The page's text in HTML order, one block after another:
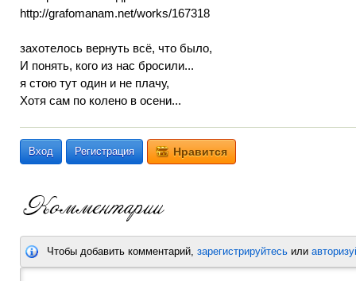
http://grafomanam.net/works/167318
захотелось вернуть всё, что было,
И понять, кого из нас бросили...
я стою тут один и не плачу,
Хотя сам по колено в осени...
Вход Регистрация Нравится
Чтобы добавить комментарий, зарегистрируйтесь или